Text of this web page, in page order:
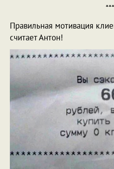
***
Правильная мотивация
считает Антон!